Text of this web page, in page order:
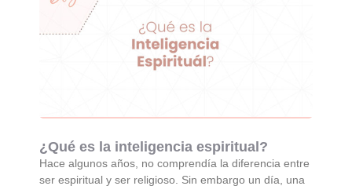
¿Qué es la inteligencia espiritual?
Hace algunos años, no comprendía la diferencia entre
ser espiritual y ser religioso. Sin embargo un día, una